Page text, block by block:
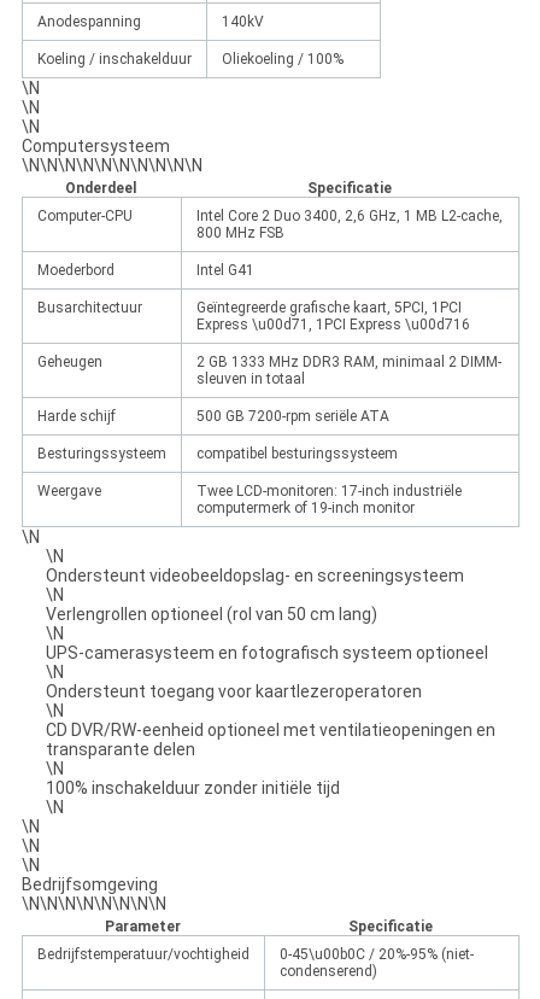
Anodespanning 140kV
Koeling / inschakelduur Oliekoeling / 100%
\N
\N
\N
Computersysteem
\N\N\N\N\N\N\N\N\N\N
Onderdeel
Specificatie
Computer-CPU
Intel Core 2 Duo 3400, 2,6 GHz, 1 MB L2-cache,
800 MHz FSB
Moederbord Intel G41
Busarchitectuur
Geïntegreerde grafische kaart, 5PCI, 1PCI
Express \u00d71, 1PCI Express \u00d716
Geheugen
2 GB 1333 MHz DDR3 RAM, minimaal 2 DIMM-
sleuven in totaal
Harde schijf 500 GB 7200-rpm seriële ATA
Besturingssysteem compatibel besturingssysteem
Weergave
Twee LCD-monitoren: 17-inch industriële
computermerk of 19-inch monitor
\N
\N
Ondersteunt videobeeldopslag- en screeningsysteem
\N
Verlengrollen optioneel (rol van 50 cm lang)
\N
UPS-camerasysteem en fotografisch systeem optioneel
\N
Ondersteunt toegang voor kaartlezeroperatoren
\N
CD DVR/RW-eenheid optioneel met ventilatieopeningen en
transparante delen
\N
100% inschakelduur zonder initiële tijd
\N
\N
\N
\N
Bedrijfsomgeving
\N\N\N\N\N\N\N\N
Parameter
Specificatie
Bedrijfstemperatuur/vochtigheid
0-45\u00b0C / 20%-95% (niet-
condenserend)